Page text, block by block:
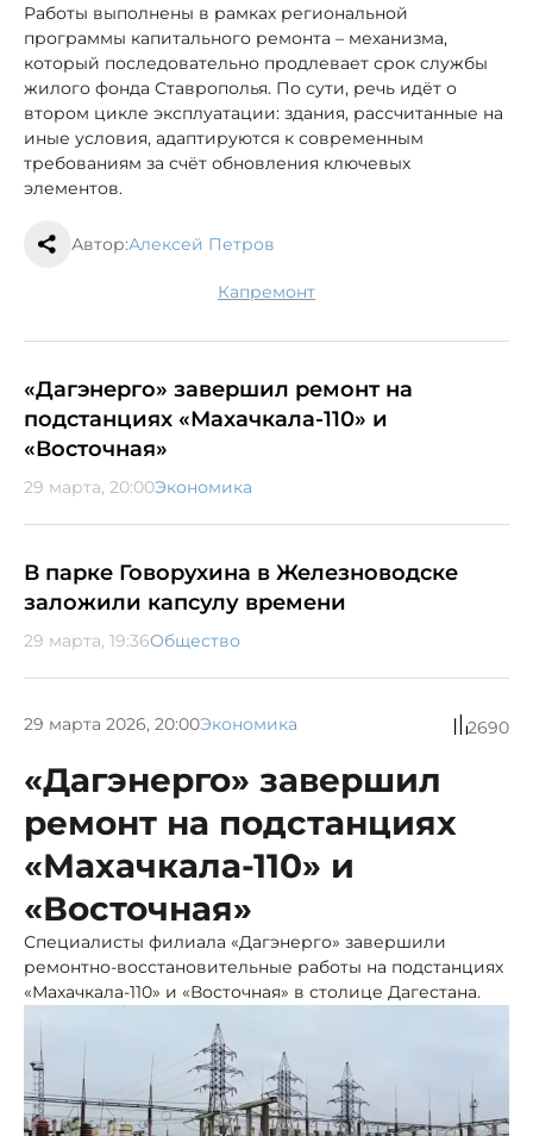
Работы выполнены в рамках региональной
программы капитального ремонта – механизма,
который последовательно продлевает срок службы
жилого фонда Ставрополья. По сути, речь идёт о
втором цикле эксплуатации: здания, рассчитанные на
иные условия, адаптируются к современным
требованиям за счёт обновления ключевых
элементов.
Автор:Алексей Петров
капремонт
«Дагэнерго» завершил ремонт на
подстанциях «Махачкала-110» и
«Восточная»
29 марта, 20:00Экономика
В парке Говорухина в Железноводске
заложили капсулу времени
29 марта, 19:36Общество
29 марта 2026, 20:00Экономика 2690
«Дагэнерго» завершил
ремонт на подстанциях
«Махачкала-110» и
«Восточная»
Специалисты филиала «Дагэнерго» завершили
ремонтно-восстановительные работы на подстанциях
«Махачкала-110» и «Восточная» в столице Дагестана.